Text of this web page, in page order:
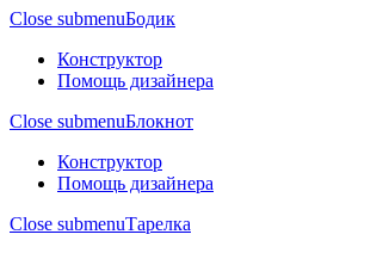
Close submenuБодик
Конструктор
Помощь дизайнера
Close submenuБлокнот
Конструктор
Помощь дизайнера
Close submenuТарелка